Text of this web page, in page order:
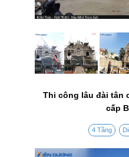
Thi công lâu đài tân
cấp
4 Tầng